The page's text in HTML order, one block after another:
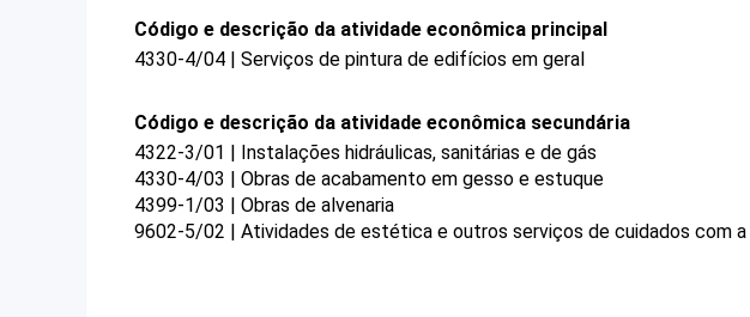
Código e descrição da atividade econômica principal
4330-4/04 | Serviços de pintura de edifícios em geral
Código e descrição da atividade econômica secundária
4322-3/01 | Instalações hidráulicas, sanitárias e de gás
4330-4/03 | Obras de acabamento em gesso e estuque
4399-1/03 | Obras de alvenaria
9602-5/02 | Atividades de estética e outros serviços de cuidados com